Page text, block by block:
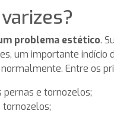
problema estético.
um importante indício
Entre os
pernas e tornozelos;
tornozelos;